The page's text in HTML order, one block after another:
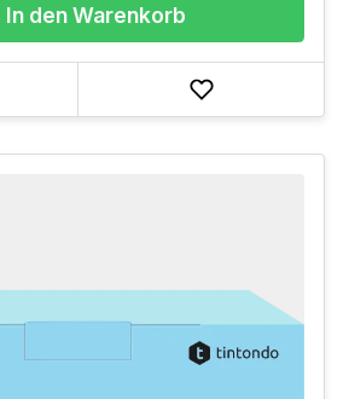
In den Warenkorb